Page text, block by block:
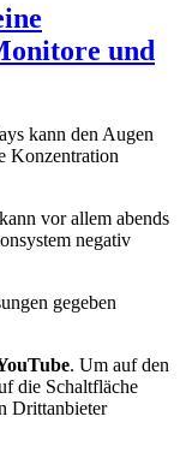
und
kann den Augen
Konzentration
vor allem abends
negativ
gegeben
. Um auf den
die Schaltfläche
Drittanbieter